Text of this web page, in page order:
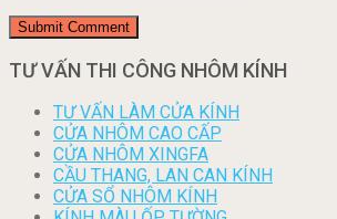
TƯ VẤN THI CÔNG NHÔM KÍNH
TƯ VẤN LÀM CỬA KÍNH
CỬA NHÔM CAO CẤP
CỬA NHÔM XINGFA
CẦU THANG, LAN CAN KÍNH
CỬA SỔ NHÔM KÍNH